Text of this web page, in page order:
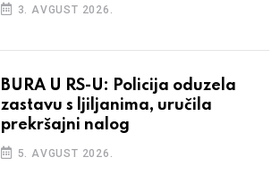
3. AVGUST 2026.
BURA U RS-U: Policija oduzela
zastavu s ljiljanima, uručila
prekršajni nalog
5. AVGUST 2026.